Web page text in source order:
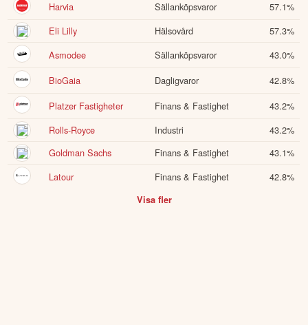
Harvia Sällanköpsvaror 57.1%
Eli Lilly
Hälsovård 57.3%
Asmodee
Sällanköpsvaror 43.0%
BioGaia
Dagligvaror 42.8%
Platzer Fastigheter
Finans & Fastighet 43.2%
Rolls-Royce
Industri 43.2%
Goldman Sachs
Finans & Fastighet 43.1%
Latour
Finans & Fastighet 42.8%
Visa fler